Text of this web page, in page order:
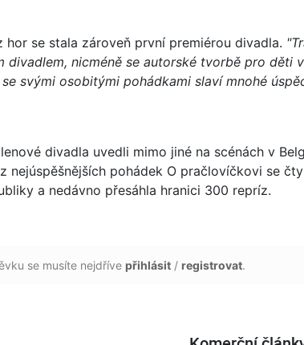
hor se stala zároveň první premiérou divadla.
divadlem, nicméně se autorské tvorbě pro děti
svými osobitými pohádkami slaví mnohé
divadla uvedli mimo jiné na scénách v
nejúspěšnějších pohádek O pračlovíčkovi se
a nedávno přesáhla hranici 300 repríz.
se musíte nejdříve přihlásit / registrovat.